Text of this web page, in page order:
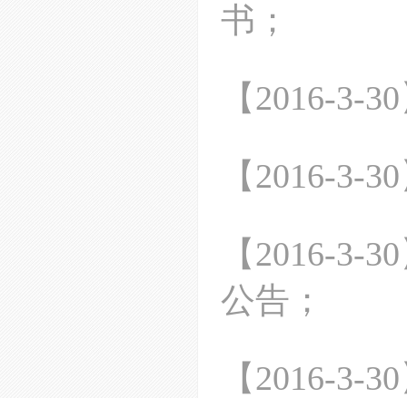
书；
【2016-3-30
【2016-3-30
【2016-3-30
公告 ；
【2016-3-30